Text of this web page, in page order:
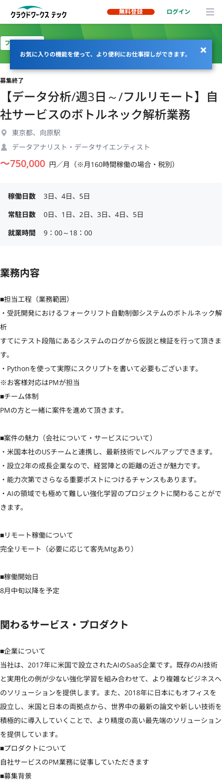
無料登録 ログイン
お気に入りの機能を使って、より便利にお仕事探しができます。
フルリモート
募集終了
【データ分析/週3日～/フルリモート】自
社サービスのボトルネック解析業務
東京都、向原駅
データアナリスト・データサイエンティスト
〜750,000 円／月（※月160時間稼働の場合・税別）
稼働日数
3日、4日、5日
常駐日数
0日、1日、2日、3日、4日、5日
就業時間
9：00～18：00
業務内容
■担当工程（業務範囲）
・受託開発におけるフォークリフト自動制御システムのボトルネック解
析
すてにテスト段階にあるシステムのログから仮説と検証を行って頂きま
す。
・Pythonを使って実際にスクリプトを書いて必要もございます。
※お客様対応はPMが担当
■チーム体制
PMの方と一緒に案件を進めて頂きます。
■案件の魅力（会社について・サービスについて）
・米国本社のUSチームと連携し、最新技術でレベルアップできます。
・設立2年の成長企業なので、経営陣との距離の近さが魅力です。
・能力次第でさらなる重要ポストにつけるチャンスもあります。
・AIの領域でも極めて難しい強化学習のプロジェクトに関わることがで
きます。
■リモート稼働について
完全リモート（必要に応じて客先Mtgあり）
■稼働開始日
8月中旬以降を予定
関わるサービス・プロダクト
■企業について
当社は、2017年に米国で設立されたAIのSaaS企業です。既存のAI技術
と実用化の例が少ない強化学習を組み合わせて、より複雑なビジネスへ
のソリューションを提供します。また、2018年に日本にもオフィスを
設立し、米国と日本の両拠点から、世界中の最新の論文や新しい技術を
積極的に導入していくことで、より精度の高い最先端のソリューション
を提供しています。
■プロダクトについて
自社サービスのPM業務に従事していただきます
■募集背景